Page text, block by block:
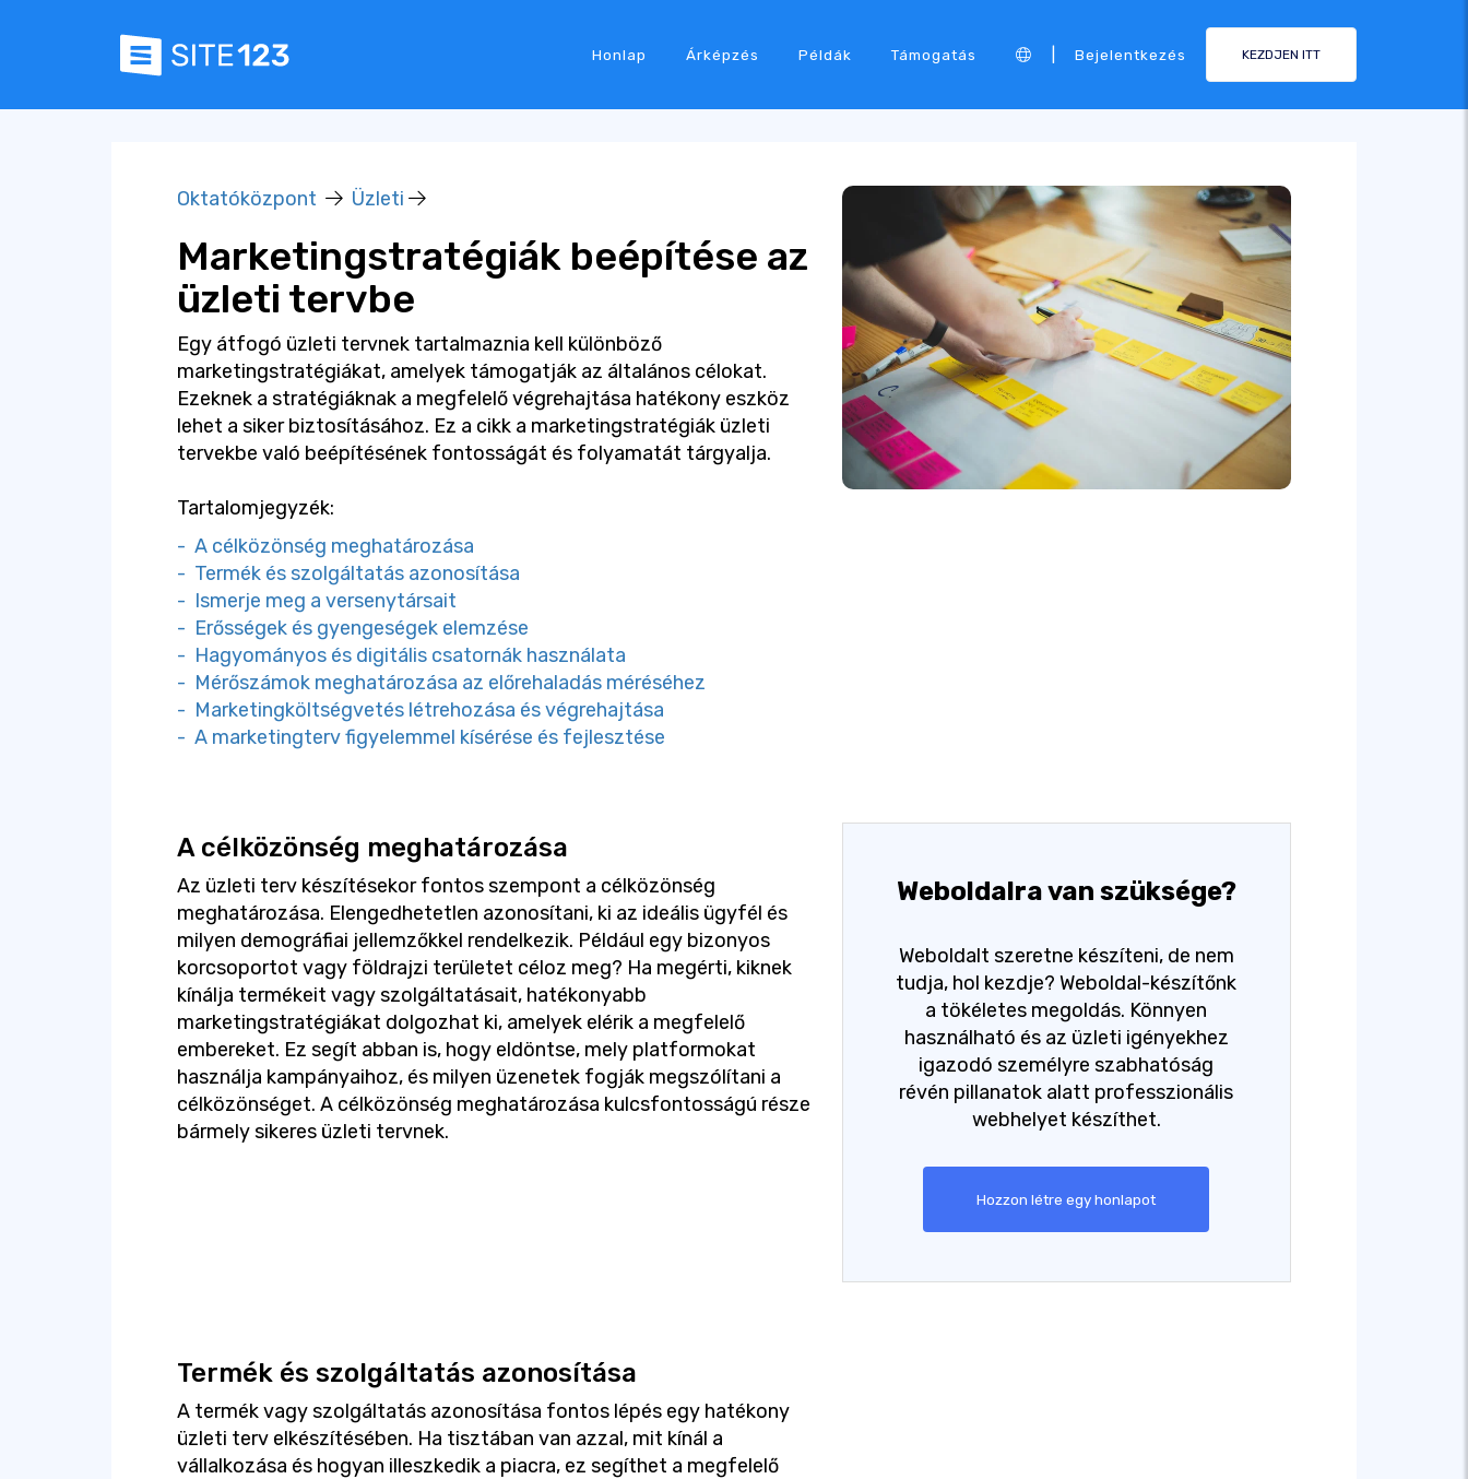
Honlap Árképzés Példák Támogatás Bejelentkezés KEZDJEN ITT
Oktatóközpont Üzleti
Marketingstratégiák beépítése az
üzleti tervbe
Egy átfogó üzleti tervnek tartalmaznia kell különböző
marketingstratégiákat, amelyek támogatják az általános célokat.
Ezeknek a stratégiáknak a megfelelő végrehajtása hatékony eszköz
lehet a siker biztosításához. Ez a cikk a marketingstratégiák üzleti
tervekbe való beépítésének fontosságát és folyamatát tárgyalja.
Tartalomjegyzék:
- A célközönség meghatározása
- Termék és szolgáltatás azonosítása
- Ismerje meg a versenytársait
- Erősségek és gyengeségek elemzése
- Hagyományos és digitális csatornák használata
- Mérőszámok meghatározása az előrehaladás méréséhez
- Marketingköltségvetés létrehozása és végrehajtása
- A marketingterv figyelemmel kísérése és fejlesztése
A célközönség meghatározása
Az üzleti terv készítésekor fontos szempont a célközönség
meghatározása. Elengedhetetlen azonosítani, ki az ideális ügyfél és
milyen demográfiai jellemzőkkel rendelkezik. Például egy bizonyos
korcsoportot vagy földrajzi területet céloz meg? Ha megérti, kiknek
kínálja termékeit vagy szolgáltatásait, hatékonyabb
marketingstratégiákat dolgozhat ki, amelyek elérik a megfelelő
embereket. Ez segít abban is, hogy eldöntse, mely platformokat
használja kampányaihoz, és milyen üzenetek fogják megszólítani a
célközönséget. A célközönség meghatározása kulcsfontosságú része
bármely sikeres üzleti tervnek.
Weboldalra van szüksége?
Weboldalt szeretne készíteni, de nem
tudja, hol kezdje? Weboldal-készítőnk
a tökéletes megoldás. Könnyen
használható és az üzleti igényekhez
igazodó személyre szabhatóság
révén pillanatok alatt professzionális
webhelyet készíthet.
Hozzon létre egy honlapot
Termék és szolgáltatás azonosítása
A termék vagy szolgáltatás azonosítása fontos lépés egy hatékony
üzleti terv elkészítésében. Ha tisztában van azzal, mit kínál a
vállalkozása és hogyan illeszkedik a piacra, ez segíthet a megfelelő